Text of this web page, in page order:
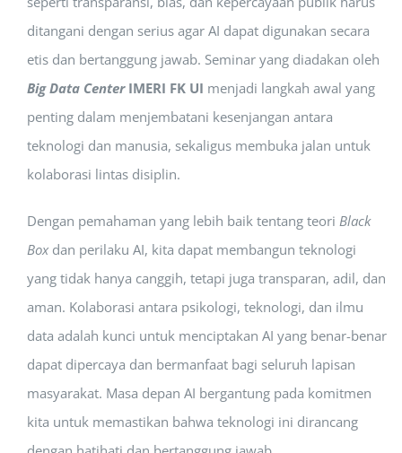
ditangani dengan serius agar AI dapat digunakan secara
etis dan bertanggung jawab. Seminar yang diadakan oleh
Big Data CenterIMERI FK UI menjadi langkah awal yang
penting dalam menjembatani kesenjangan antara
teknologi dan manusia, sekaligus membuka jalan untuk
kolaborasi lintas disiplin.
Dengan pemahaman yang lebih baik tentang teori Black
Boxdan perilaku AI, kita dapat membangun teknologi
yang tidak hanya canggih, tetapi juga transparan, adil, dan
aman. Kolaborasi antara psikologi, teknologi, dan ilmu
data adalah kunci untuk menciptakan AI yang benar-benar
dapat dipercaya dan bermanfaat bagi seluruh lapisan
masyarakat. Masa depan AI bergantung pada komitmen
kita untuk memastikan bahwa teknologi ini dirancang